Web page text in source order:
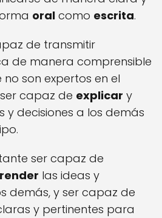
oral como escrita.
de transmitir
de manera comprensible
son expertos en el
capaz de explicar y
y decisiones a los demás
ser capaz de
las ideas y
demás, y ser capaz de
y pertinentes para